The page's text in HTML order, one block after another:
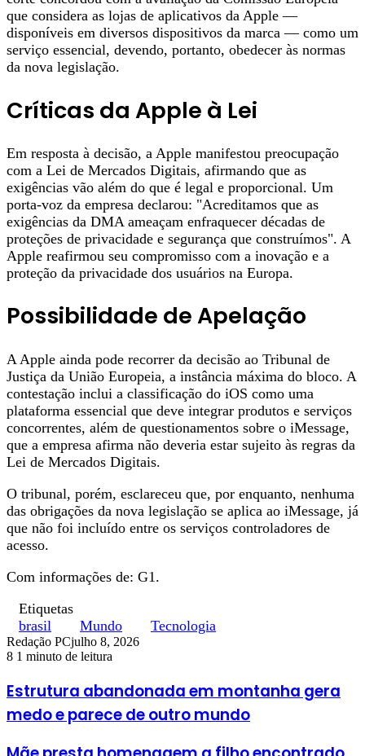
que considera as lojas de aplicativos da Apple —
disponíveis em diversos dispositivos da marca — como um
serviço essencial, devendo, portanto, obedecer às normas
da nova legislação.
Críticas da Apple à Lei
Em resposta à decisão, a Apple manifestou preocupação
com a Lei de Mercados Digitais, afirmando que as
exigências vão além do que é legal e proporcional. Um
porta-voz da empresa declarou: "Acreditamos que as
exigências da DMA ameaçam enfraquecer décadas de
proteções de privacidade e segurança que construímos". A
Apple reafirmou seu compromisso com a inovação e a
proteção da privacidade dos usuários na Europa.
Possibilidade de Apelação
A Apple ainda pode recorrer da decisão ao Tribunal de
Justiça da União Europeia, a instância máxima do bloco. A
contestação inclui a classificação do iOS como uma
plataforma essencial que deve integrar produtos e serviços
concorrentes, além de questionamentos sobre o iMessage,
que a empresa afirma não deveria estar sujeito às regras da
Lei de Mercados Digitais.
O tribunal, porém, esclareceu que, por enquanto, nenhuma
das obrigações da nova legislação se aplica ao iMessage, já
que não foi incluído entre os serviços controladores de
acesso.
Com informações de: G1.
Etiquetas
brasil
Mundo Tecnologia
Redação PCjulho 8, 2026
8 1 minuto de leitura
Estrutura abandonada em montanha gera
medo e parece de outro mundo